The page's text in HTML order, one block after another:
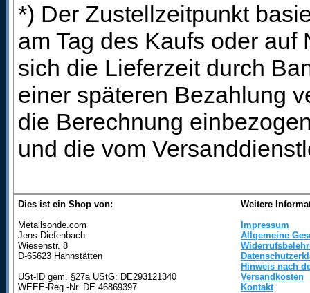
*) Der Zustellzeitpunkt
am Tag des Kaufs oder
sich die Lieferzeit durch
einer späteren Bezahlung
die Berechnung
und die vom
Dies ist ein Shop von:
Metallsonde.com
Jens Diefenbach
Wiesenstr. 8
D-65623 Hahnstätten
USt-ID gem. §27a UStG: DE293121340
WEEE-Reg.-Nr. DE 46869397
Weitere
Impressum
Allgemeine
Hinweis nach
Versandkosten
Kontakt